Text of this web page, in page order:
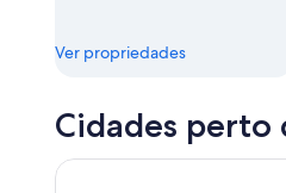
Ver propriedades
Cidades perto